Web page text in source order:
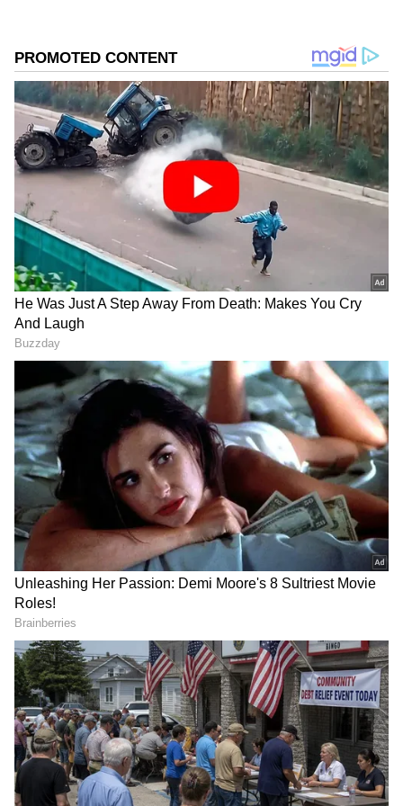
ఈ టూర్‌ను ఆపరేట్ చేస్తోంది. ఈ ప్యాకేజీ ద్వారా లక్నో,
అయోధ్య, ప్రయాగ్‌రాజ్, వారణాసి వంటి ప్రముఖ ఆధ్యాత్మిక
ప్రాంతాలను సందర్శించవచ్చు. ఈ టూర్ ఫ్లైట్ ద్వారా
సాగుతుంది. ఇందులో కేవలం 10 సీట్లు మాత్రమే
అందుబాటులో ఉన్నాయి. 2026 జూలై 18 నుంచి జూలై 22
వరకు 4 రాత్రులు, 5 రోజుల పాటు ఈ యాత్ర సాగుతుంది.
బ్రేక్‌ఫాస్ట్, డిన్నర్ ఈ ప్యాకేజీలోనే ఉంటాయి.
గూగుల్‌లో ఆసక్తికరమైన సమాచారం కోసం ఏసియానెట్ తెలుగు
ను మీ ఫ్రిఫర్డ్ సోర్స్ గా ఎంచుకోండి
Image Credit :Chat GPT
IRCTC Ayodhya Kashi Tour : ఫ్లైట్ షెడ్యూల్,